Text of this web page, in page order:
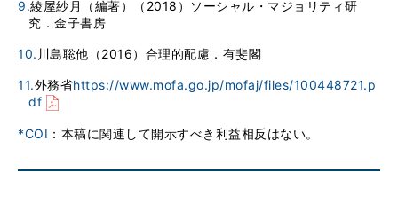
9.綾屋紗月（編著）（2018）ソーシャル・マジョリティ研
究．金子書房
10. 川島聡他（2016）合理的配慮．有斐閣
11.外務省https://www.mofa.go.jp/mofaj/files/100448721.p
df
*COI ：本稿に関連して開示すべき利益相反はない。